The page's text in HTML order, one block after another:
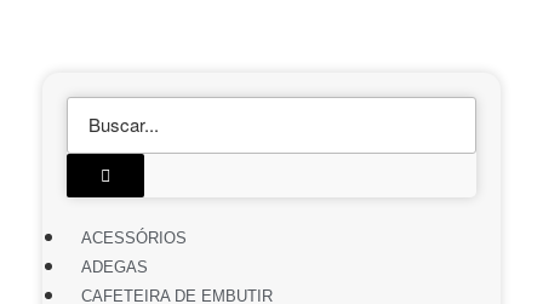
ACESSÓRIOS
ADEGAS
CAFETEIRA DE EMBUTIR